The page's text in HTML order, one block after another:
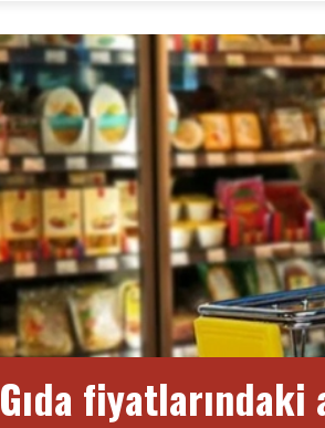
Gıda fiyatlarındaki